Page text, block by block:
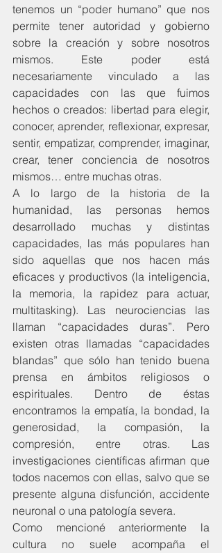
tenemos un “poder humano” que nos
permite tener autoridad y gobierno
sobre la creación y sobre nosotros
mismos. Este poder está
necesariamente vinculado a las
capacidades con las que fuimos
hechos o creados: libertad para elegir,
conocer, aprender, reflexionar, expresar,
sentir, empatizar, comprender, imaginar,
crear, tener conciencia de nosotros
mismos… entre muchas otras.
A lo largo de la historia de la
humanidad, las personas hemos
desarrollado muchas y distintas
capacidades, las más populares han
sido aquellas que nos hacen más
eficaces y productivos (la inteligencia,
la memoria, la rapidez para actuar,
multitasking). Las neurociencias las
llaman “capacidades duras”. Pero
existen otras llamadas “capacidades
blandas” que sólo han tenido buena
prensa en ámbitos religiosos o
espirituales. Dentro de éstas
encontramos la empatía, la bondad, la
generosidad, la compasión, la
compresión, entre otras. Las
investigaciones científicas afirman que
todos nacemos con ellas, salvo que se
presente alguna disfunción, accidente
neuronal o una patología severa.
Como mencioné anteriormente la
cultura no suele acompaña el